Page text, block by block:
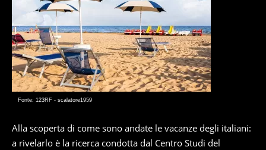
Fonte: 123RF - scalatore1959
Alla scoperta di come sono andate le vacanze degli italiani:
a rivelarlo è la ricerca condotta dal Centro Studi del